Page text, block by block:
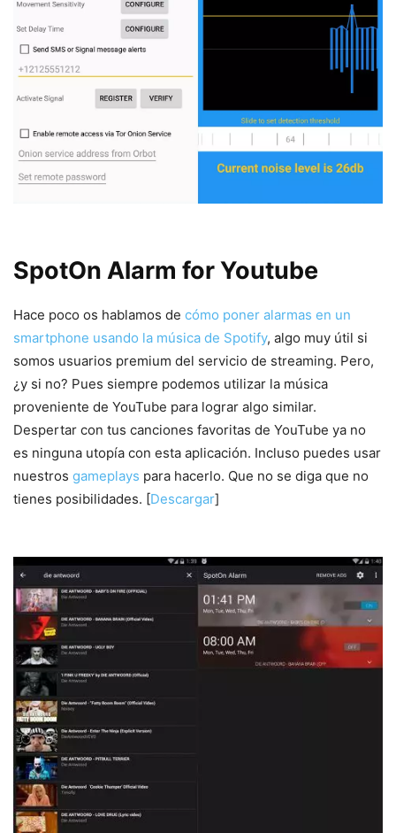
SpotOn Alarm for Youtube
Hace poco os hablamos de cómo poner alarmas en un
smartphone usando la música de Spotify, algo muy útil si
somos usuarios premium del servicio de streaming. Pero,
¿y si no? Pues siempre podemos utilizar la música
proveniente de YouTube para lograr algo similar.
Despertar con tus canciones favoritas de YouTube ya no
es ninguna utopía con esta aplicación. Incluso puedes usar
nuestros gameplays para hacerlo. Que no se diga que no
tienes posibilidades. [Descargar]